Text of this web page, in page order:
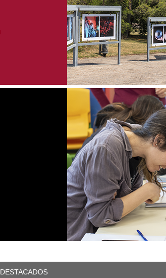
DESTACADOS